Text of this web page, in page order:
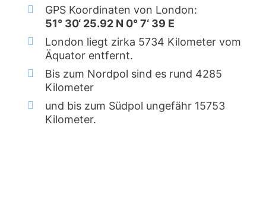
GPS Koordinaten von London:
51° 30‘ 25.92 N 0° 7‘ 39 E
London liegt zirka 5734 Kilometer vom
Äquator entfernt.
Bis zum Nordpol sind es rund 4285
Kilometer
und bis zum Südpol ungefähr 15753
Kilometer.